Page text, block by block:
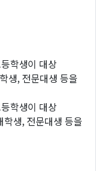
학생이 대상
생, 전문대생 등을
학생이 대상
생, 전문대생 등을